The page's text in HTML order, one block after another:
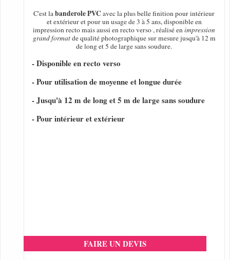
C'est labanderole PVC avec la plus belle finition pour intérieur
et extérieur et pour un usage de 3 à 5 ans, disponible en
impression recto mais aussi en recto verso , réalisé enimpression
grand formatde qualité photographique sur mesure jusqu'à 12 m
de long et 5 de large sans soudure.
- Disponible en recto verso
- Pour utilisation de moyenne et longue durée
- Jusqu'à 12 m de long et 5 m de large sans soudure
- Pour intérieur et extérieur
FAIRE UN DEVIS